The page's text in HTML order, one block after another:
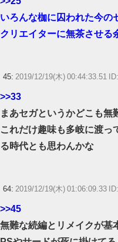
いろんな枷に囚われた今の
クリエイターに無茶させる
45: 2019/12/19(木) 00:44:33.51
>>33
まあセガというかどこも無
これだけ趣味も多岐に渡っ
る時代とも思わんかな
64: 2019/12/19(木) 01:06:09.33
>>45
無難な続編とリメイクが基